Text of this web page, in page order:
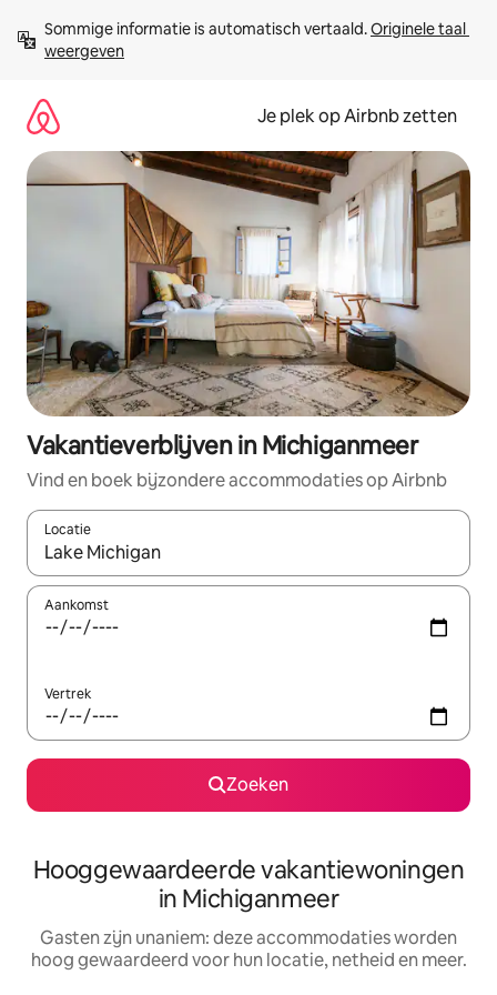
direct
naar
Sommige informatie is automatisch vertaald. Originele taal
weergeven
Je plek op Airbnb zetten
Vakantieverblijven in Michiganmeer
Vind en boek bijzondere accommodaties op Airbnb
Locatie
Wanneer er resultaten beschikbaar zijn, maak je een keuze
Aankomst
Vertrek
Zoeken
Hooggewaardeerde vakantiewoningen
in Michiganmeer
Gasten zijn unaniem: deze accommodaties worden
hoog gewaardeerd voor hun locatie, netheid en meer.